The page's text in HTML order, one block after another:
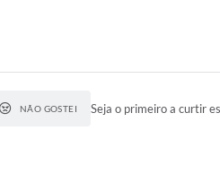
NÃO GOSTEI Seja o primeiro a curtir